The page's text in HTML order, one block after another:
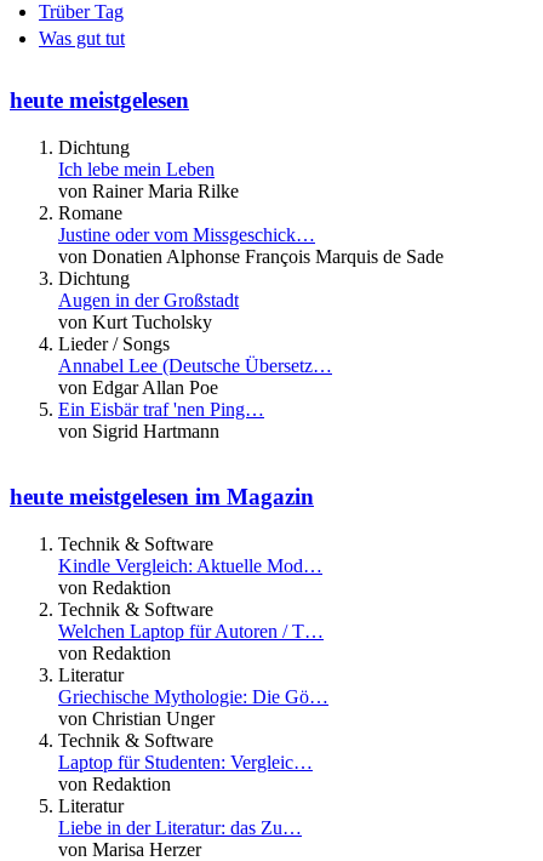
Trüber Tag
Was gut tut
heute meistgelesen
Dichtung
Ich lebe mein Leben
von Rainer Maria Rilke
Romane
Justine oder vom Missgeschick…
von Donatien Alphonse François Marquis de Sade
Dichtung
Augen in der Großstadt
von Kurt Tucholsky
Lieder / Songs
Annabel Lee (Deutsche Übersetz…
von Edgar Allan Poe
Ein Eisbär traf 'nen Ping…
von Sigrid Hartmann
heute meistgelesen im Magazin
Technik & Software
Kindle Vergleich: Aktuelle Mod…
von Redaktion
Technik & Software
Welchen Laptop für Autoren / T…
von Redaktion
Literatur
Griechische Mythologie: Die Gö…
von Christian Unger
Technik & Software
Laptop für Studenten: Vergleic…
von Redaktion
Literatur
Liebe in der Literatur: das Zu…
von Marisa Herzer